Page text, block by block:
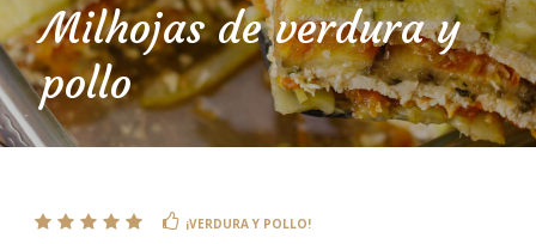
English
Milhojas de verdura y
pollo
¡VERDURA Y POLLO!